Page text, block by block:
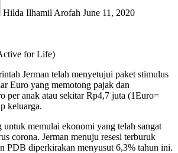
Hilda Ilhamil Arofah June 11, 2020
for Life)
Jerman telah menyetujui paket stimulus
Euro yang memotong pajak dan
per anak atau sekitar Rp4,7 juta (1Euro=
keluarga.
memulai ekonomi yang telah sangat
corona. Jerman menuju resesi terburuk
PDB diperkirakan menyusut 6,3% tahun ini.